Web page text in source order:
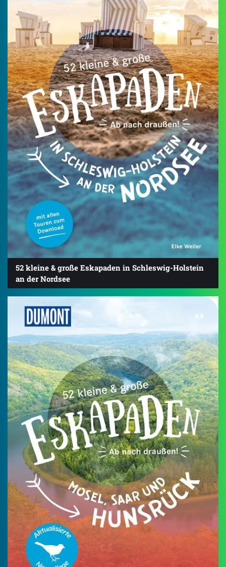
52 kleine & große Eskapaden in Schleswig-Holstein
an der Nordsee
4.4